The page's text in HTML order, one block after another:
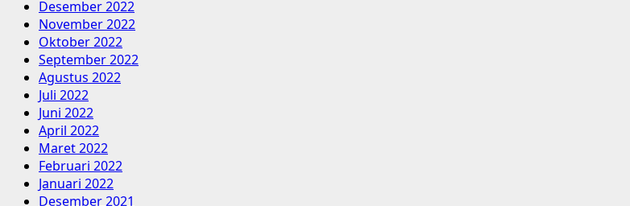
Desember 2022
November 2022
Oktober 2022
September 2022
Agustus 2022
Juli 2022
Juni 2022
April 2022
Maret 2022
Februari 2022
Januari 2022
Desember 2021